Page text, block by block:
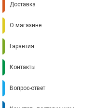
Доставка
О магазине
Гарантия
Контакты
Вопрос-ответ